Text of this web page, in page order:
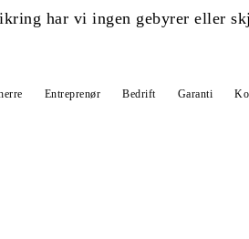
har vi ingen gebyrer eller
Entreprenør Bedrift Garanti